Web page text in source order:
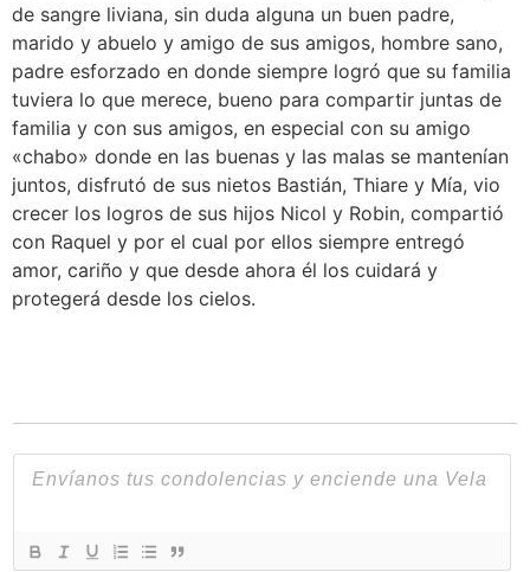
de sangre liviana, sin duda alguna un buen padre,
marido y abuelo y amigo de sus amigos, hombre sano,
padre esforzado en donde siempre logró que su familia
tuviera lo que merece, bueno para compartir juntas de
familia y con sus amigos, en especial con su amigo
«chabo» donde en las buenas y las malas se mantenían
juntos, disfrutó de sus nietos Bastián, Thiare y Mía, vio
crecer los logros de sus hijos Nicol y Robin, compartió
con Raquel y por el cual por ellos siempre entregó
amor, cariño y que desde ahora él los cuidará y
protegerá desde los cielos.